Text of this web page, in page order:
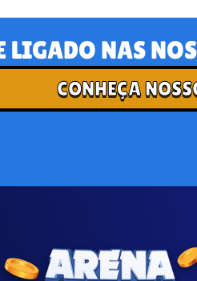
LIGADO NAS
CONHEÇA